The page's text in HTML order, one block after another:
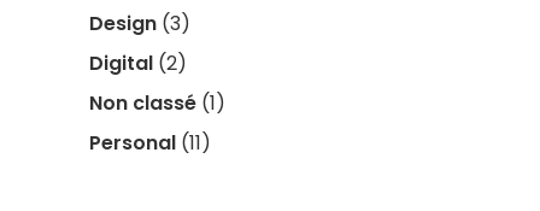
Design (3)
Digital (2)
Non classé (1)
Personal (11)